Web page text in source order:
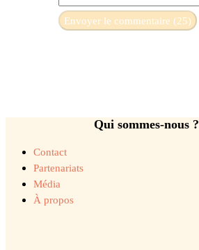
Qui sommes-nous ?
Contact
Partenariats
Média
À propos